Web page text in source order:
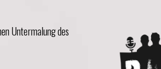
Untermalung des